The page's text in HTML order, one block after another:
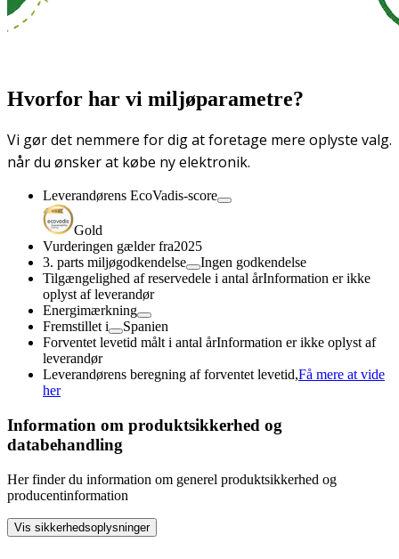
Hvorfor har vi miljøparametre?
Vi gør det nemmere for dig at foretage mere oplyste valg.
når du ønsker at købe ny elektronik.
Leverandørens EcoVadis-score
Gold
Vurderingen gælder fra2025
3. parts miljøgodkendelse
Ingen godkendelse
Tilgængelighed af reservedele i antal årInformation er ikke
oplyst af leverandør
Energimærkning
Fremstillet i
Spanien
Forventet levetid målt i antal årInformation er ikke oplyst af
leverandør
Leverandørens beregning af forventet levetid,Få mere at vide
her
Information om produktsikkerhed og
databehandling
Her finder du information om generel produktsikkerhed og
producentinformation
Vis sikkerhedsoplysninger